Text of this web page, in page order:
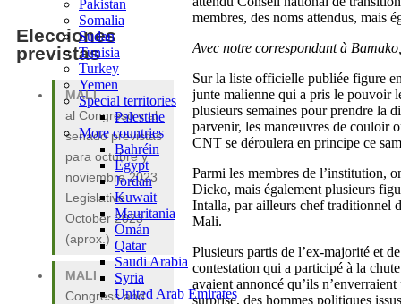
membres, des noms attendus, mais
Avec notre correspondant à Bamako,
Sur la liste officielle publiée figure
junte malienne qui a pris le pouvoir
plusieurs semaines pour prendre la
parvenir, les manœuvres de couloir
CNT se déroulera en principe ce
Parmi les membres de l’institution,
Dicko, mais également plusieurs
Intalla, par ailleurs chef traditionnel
Mali.
Plusieurs partis de l’ex-majorité et
contestation qui a participé à la
avaient annoncé qu’ils
surprise, des hommes politiques
Pakistan
Somalia
Sudan
Tunisia
Turkey
Yemen
Special territories
Palestine
More countries
Bahréin
Egypt
Jordan
Kuwait
Mauritania
Omán
Qatar
Saudi Arabia
Syria
United Arab Emirates
Elecciones
previstas
MALI
al Congreso y al
senado previstas
para octubre y
noviembre 2023
Legislative
October 2023
(aprox.)
MALI
Congress and